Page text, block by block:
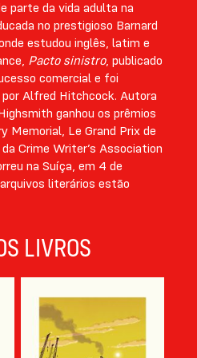
parte da vida adulta na
no prestigioso Barnard
estudou inglês, latim e
Pacto sinistro, publicado
comercial e foi
Alfred Hitchcock. Autora
ganhou os prêmios
Memorial, Le Grand Prix de
Crime Writer’s Association
na Suíça, em 4 de
literários estão
LIVROS